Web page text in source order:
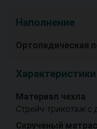
Наполнение
Ортопедическая
Материал чехла
Стрейч-трикотаж с
Скрученый